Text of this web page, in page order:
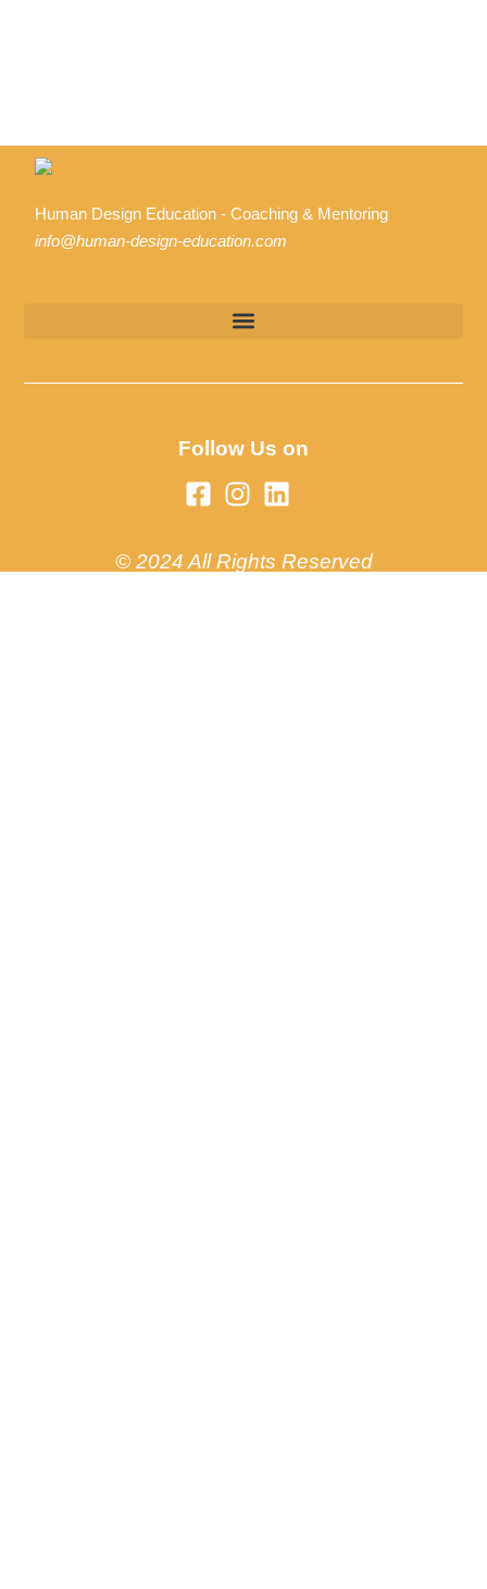
Human Design Education - Coaching & Mentoring
info@human-design-education.com
Follow Us on
© 2024 All Rights Reserved